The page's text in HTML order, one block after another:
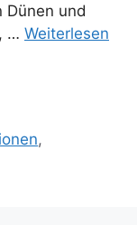
Dünen und
… Weiterlesen
,